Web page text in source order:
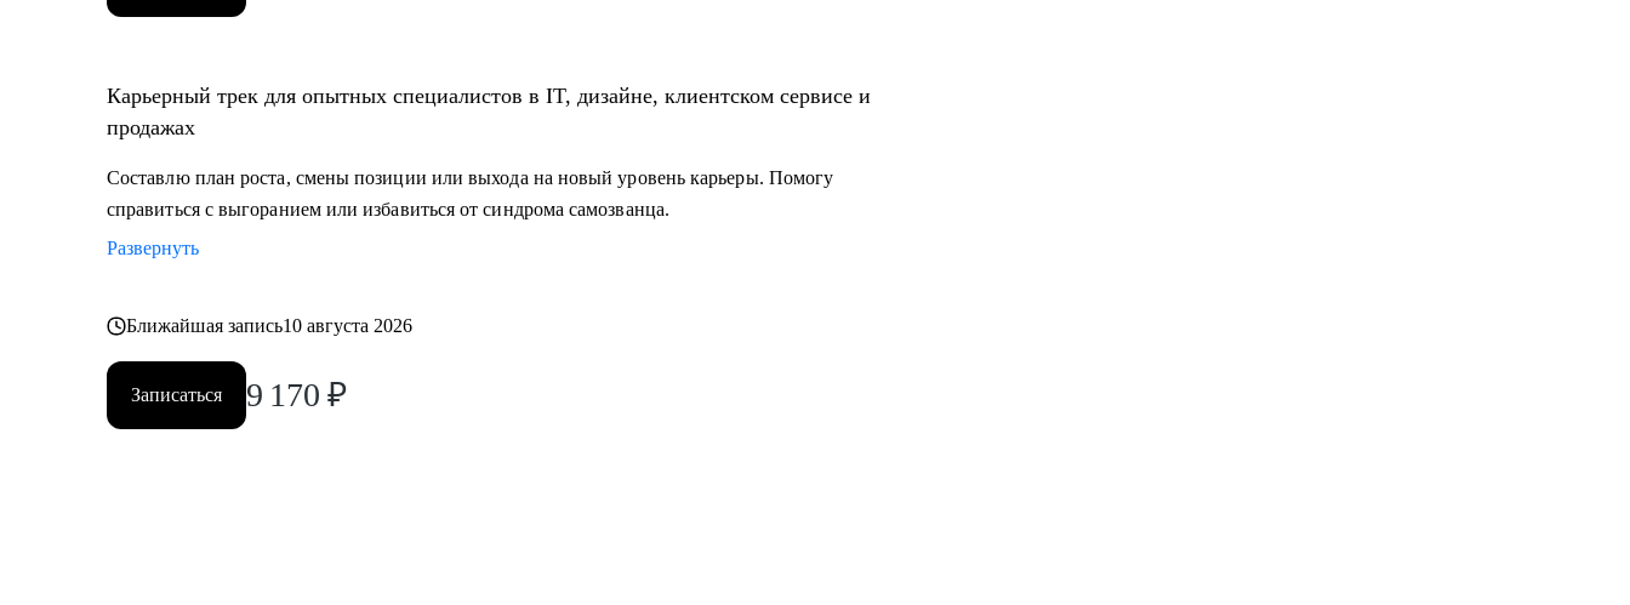
Карьерный трек для опытных специалистов в IT, дизайне, клиентском сервисе и
продажах
Составлю план роста, смены позиции или выхода на новый уровень карьеры. Помогу
справиться с выгоранием или избавиться от синдрома самозванца.
Развернуть
Ближайшая запись10 августа 2026
Записаться 9 170 ₽